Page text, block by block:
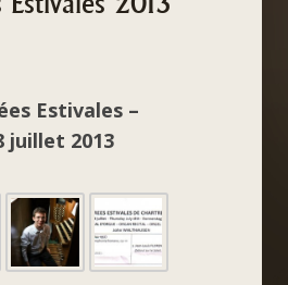
Estivales –
juillet 2013